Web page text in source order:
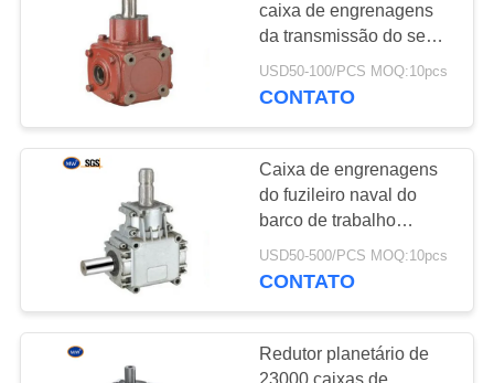
Roda e pinhão de
coroa
131
Correntes da
transmissão de
130
caixa de engrenagens
da transmissão do sem-
fim da máquina
USD50-100/PCS MOQ:10pcs
CONTATO
Caixa de engrenagens
do fuzileiro naval do
barco de trabalho
HC138 300 HC400
HC600 HC1000
USD50-500/PCS MOQ:10pcs
CONTATO
Redutor planetário de